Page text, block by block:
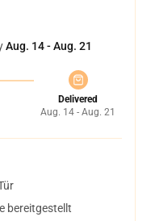
Aug. 14 - Aug. 21
Delivered
Aug. 14 - Aug. 21
bereitgestellt